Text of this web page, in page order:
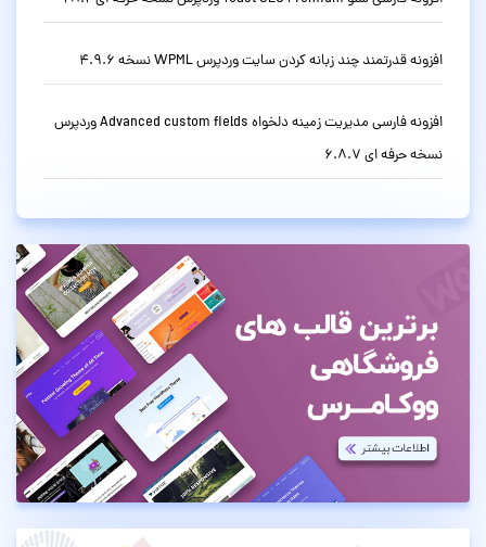
افزونه قدرتمند چند زبانه کردن سایت وردپرس WPML نسخه 4.9.6
افزونه فارسی مدیریت زمینه دلخواه Advanced custom fields وردپرس
نسخه حرفه ای 6.8.7